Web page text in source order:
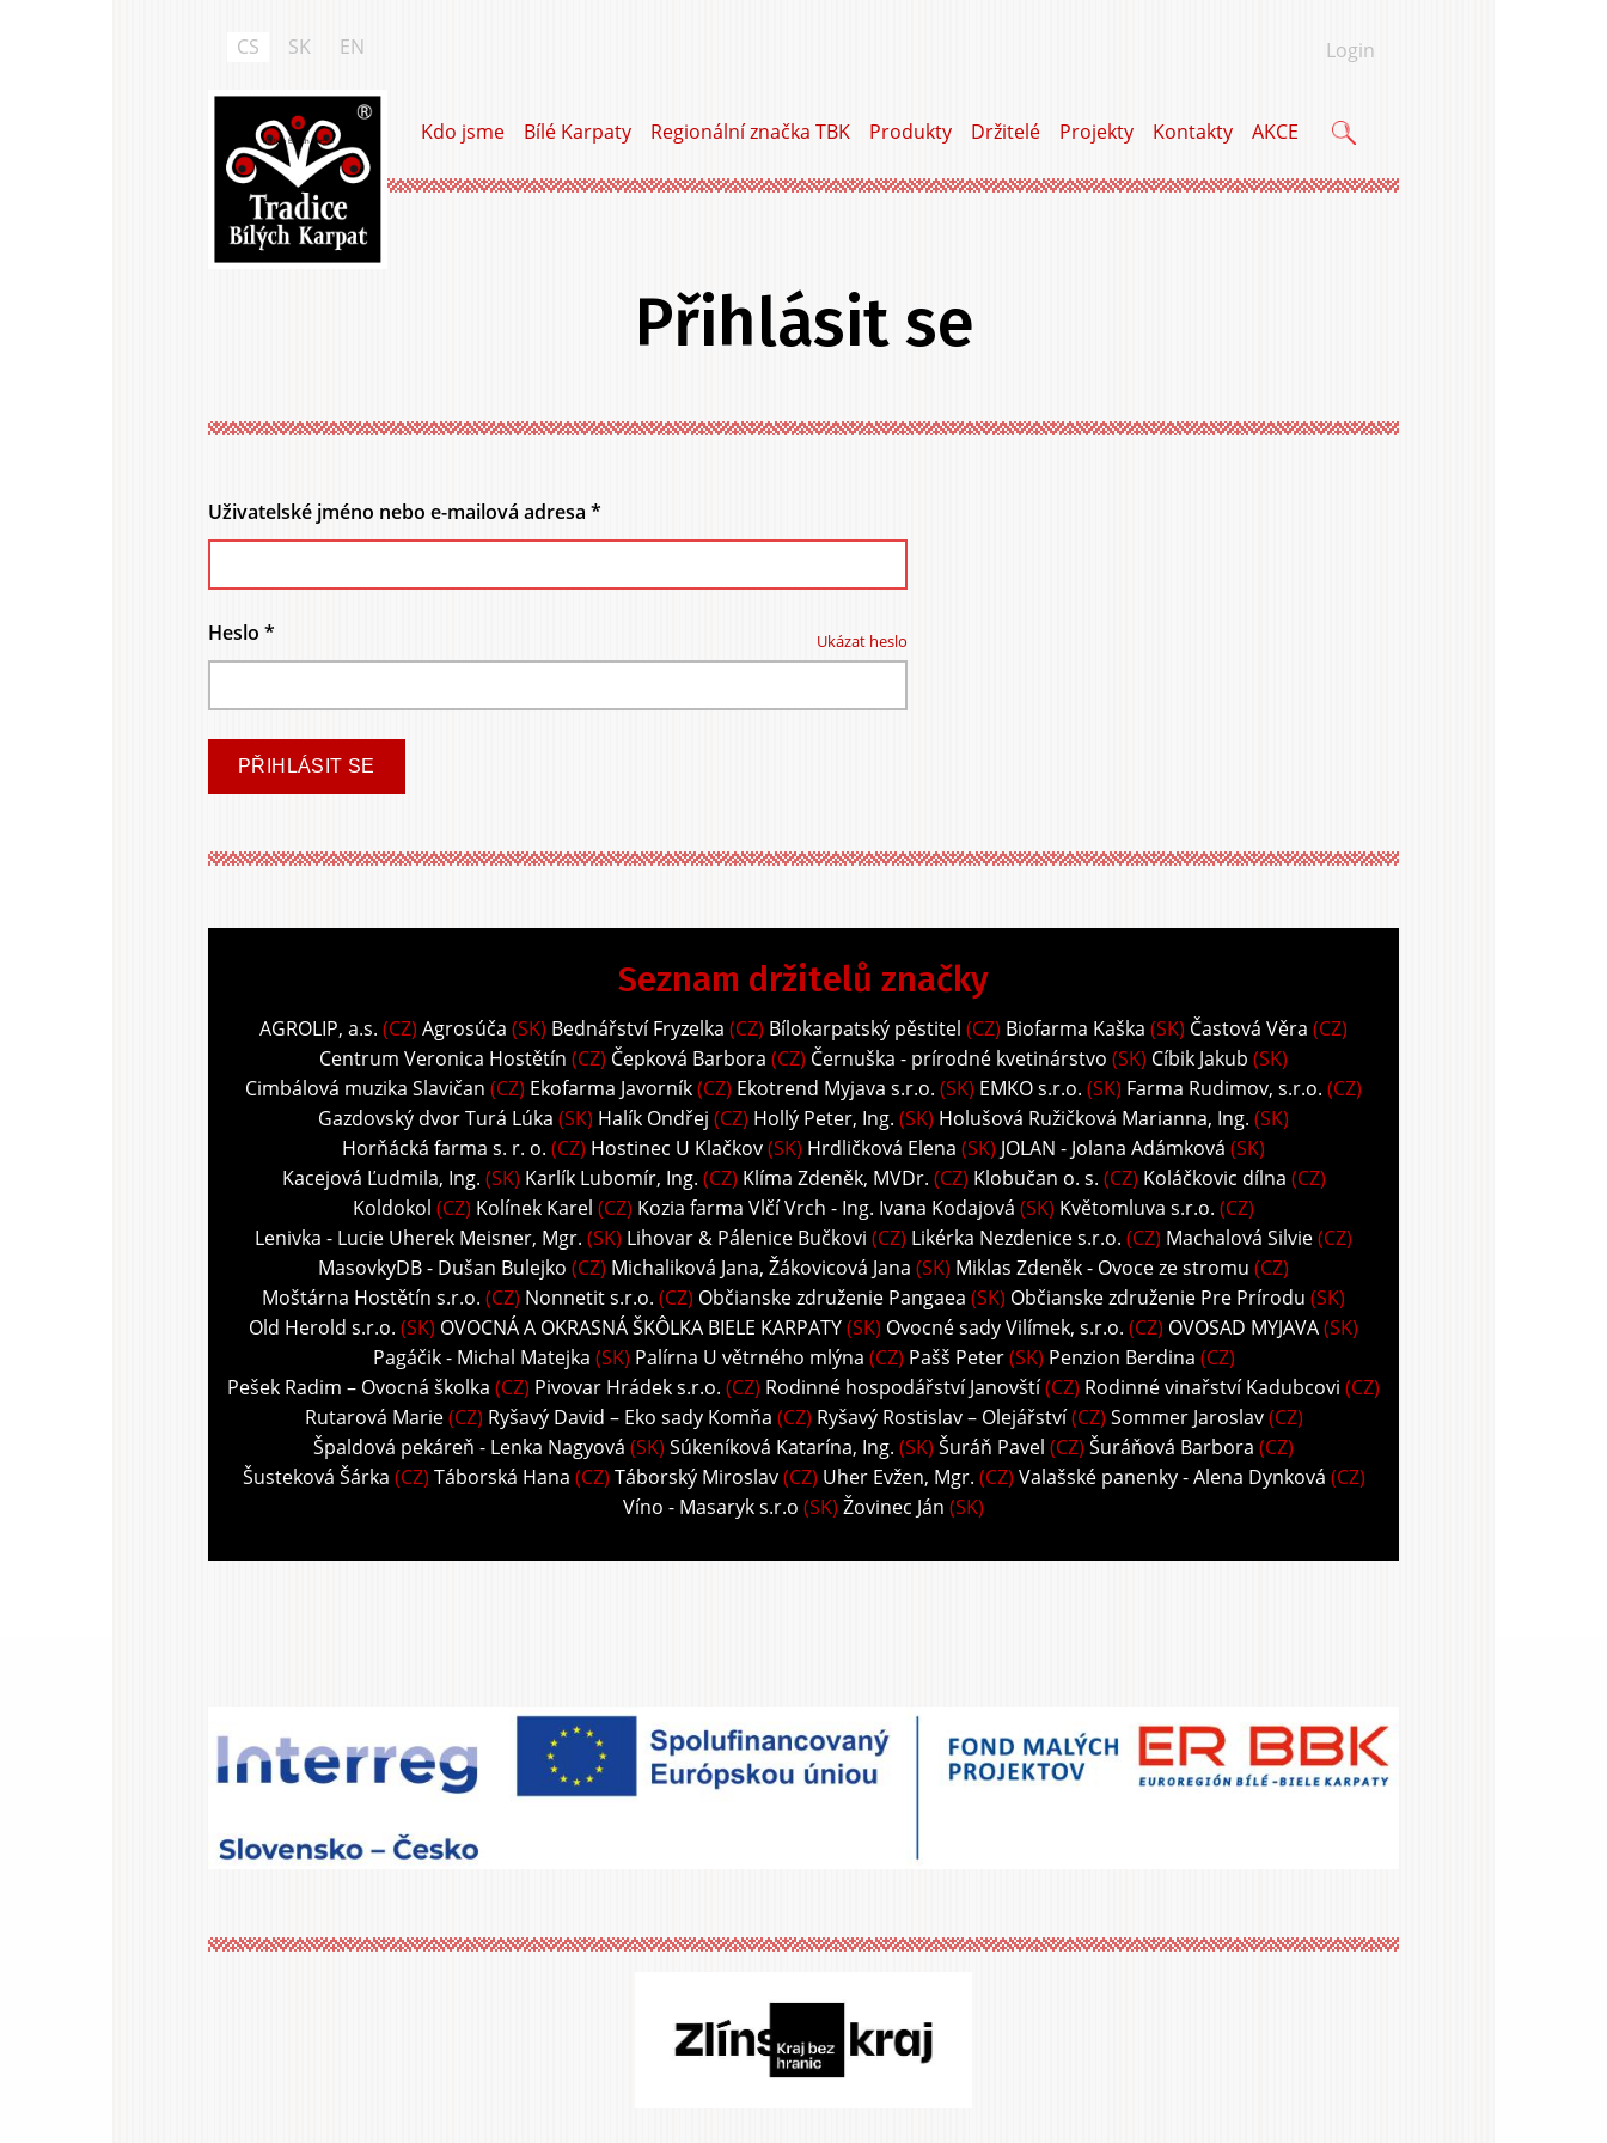
Tradice Bílých Karpat
Login
Kdo jsme Bílé Karpaty Regionální značka TBK Produkty Držitelé Projekty Kontakty AKCE
CS SK EN
Přihlásit se
záložky
Uživatelské jméno nebo e-mailová adresa *
Heslo * Ukázat heslo
Seznam držitelů značky
AGROLIP, a.s. (CZ) Agrosúča (SK) Bednářství Fryzelka (CZ) Bílokarpatský pěstitel (CZ) Biofarma Kaška (SK) Častová Věra (CZ)
Centrum Veronica Hostětín (CZ) Čepková Barbora (CZ) Černuška - prírodné kvetinárstvo (SK) Cíbik Jakub (SK)
Cimbálová muzika Slavičan (CZ) Ekofarma Javorník(CZ) Ekotrend Myjava s.r.o. (SK) EMKO s.r.o. (SK) Farma Rudimov, s.r.o. (CZ)
Gazdovský dvor Turá Lúka (SK) Halík Ondřej (CZ) Hollý Peter, Ing. (SK) Holušová Ružičková Marianna, Ing. (SK)
Horňácká farma s. r. o. (CZ) Hostinec U Klačkov(SK) Hrdličková Elena (SK) JOLAN - Jolana Adámková (SK)
Kacejová Ľudmila, Ing. (SK) Karlík Lubomír, Ing. (CZ) Klíma Zdeněk, MVDr. (CZ) Klobučan o. s. (CZ) Koláčkovic dílna (CZ)
Koldokol (CZ) Kolínek Karel (CZ) Kozia farma Vlčí Vrch - Ing. Ivana Kodajová (SK) Květomluva s.r.o. (CZ)
Lenivka - Lucie Uherek Meisner, Mgr. (SK) Lihovar & Pálenice Bučkovi (CZ) Likérka Nezdenice s.r.o. (CZ) Machalová Silvie(CZ)
MasovkyDB - Dušan Bulejko (CZ) Michaliková Jana, Žákovicová Jana (SK) Miklas Zdeněk - Ovoce ze stromu (CZ)
Moštárna Hostětín s.r.o. (CZ) Nonnetit s.r.o. (CZ) Občianske združenie Pangaea (SK) Občianske združenie Pre Prírodu (SK)
Old Herold s.r.o. (SK) OVOCNÁ A OKRASNÁ ŠKÔLKA BIELE KARPATY(SK) Ovocné sady Vilímek, s.r.o. (CZ) OVOSAD MYJAVA(SK)
Pagáčik - Michal Matejka (SK) Palírna U větrného mlýna (CZ) Pašš Peter(SK) Penzion Berdina (CZ)
Pešek Radim – Ovocná školka (CZ) Pivovar Hrádek s.r.o. (CZ) Rodinné hospodářství Janovští(CZ) Rodinné vinařství Kadubcovi (CZ)
Rutarová Marie(CZ) Ryšavý David – Eko sady Komňa (CZ) Ryšavý Rostislav – Olejářství(CZ) Sommer Jaroslav(CZ)
Špaldová pekáreň - Lenka Nagyová (SK) Súkeníková Katarína, Ing. (SK) Šuráň Pavel (CZ) Šuráňová Barbora (CZ)
Šusteková Šárka (CZ) Táborská Hana (CZ) Táborský Miroslav(CZ) Uher Evžen, Mgr. (CZ) Valašské panenky - Alena Dynková (CZ)
Víno - Masaryk s.r.o (SK) Žovinec Ján (SK)